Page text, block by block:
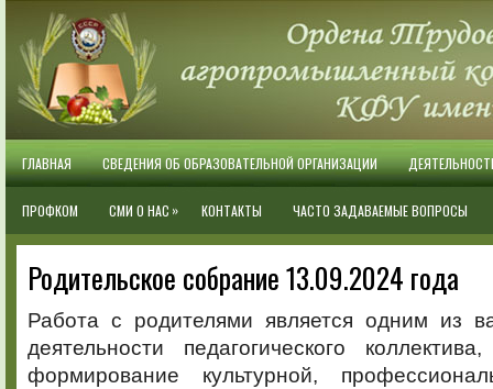
ГЛАВНАЯ СВЕДЕНИЯ ОБ ОБРАЗОВАТЕЛЬНОЙ ОРГАНИЗАЦИИ
ПРОФКОМ СМИ О НАС » КОНТАКТЫ ЧАСТО ЗАДАВАЕМЫЕ ВОПРОСЫ
Родительское собрание 13.09.2024 года
Работа с родителями является одним из
деятельности педагогического
формирование культурной,